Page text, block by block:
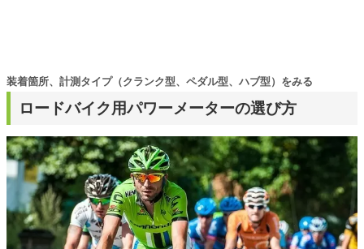
ロードバイク用パワーメーターの選び方
装着箇所、計測タイプ（クランク型、ペダル型、ハブ型）をみる